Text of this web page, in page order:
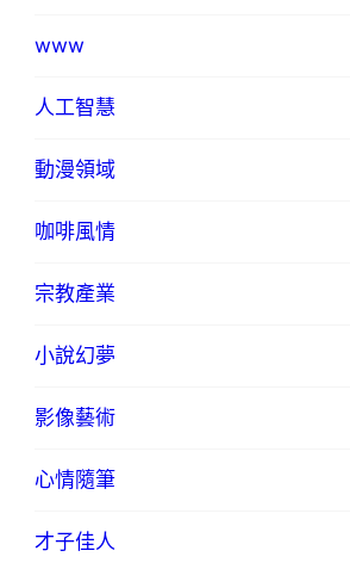
www
人工智慧
動漫領域
咖啡風情
宗教產業
小說幻夢
影像藝術
心情隨筆
才子佳人